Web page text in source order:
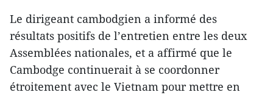
Le dirigeant cambodgien a informé des
résultats positifs de l’entretien entre les deux
Assemblées nationales, et a affirmé que le
Cambodge continuerait à se coordonner
étroitement avec le Vietnam pour mettre en